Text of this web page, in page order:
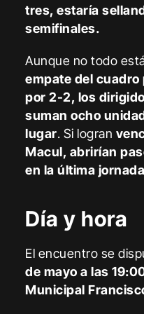
tres, estaría
semifinales.
Aunque no todo
empate del
por 2-2, los
suman ocho
lugar. Si logran
Macul, abrirían
en la última
Día y hora
El encuentro se
de mayo a las
Municipal